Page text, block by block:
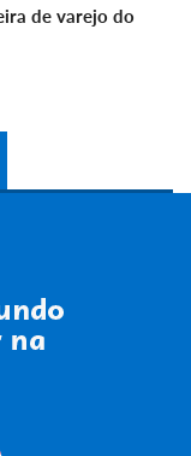
de varejo do